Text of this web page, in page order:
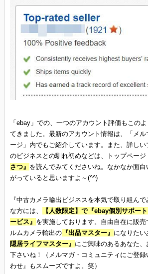
「ebay」での、一つのアカウント評価もこの
てきました。最新のアカウント情報は、「メ
ージ」内でもご紹介しています。また、詳しい
のビジネスとの馴れ初めなどは、トップページ
さつ』 を読んでみてくださいね。なかなか面
がっていると思いますよ～(^^)
『中古カメラ輸出ビジネスを本気で取り組ん
な方には、
【人数限定】で『ebay個別サポー
ービス』 を実施しております。自由自在に販
ルムカメラ輸出の『出品マスター』 になりたい
隠居ライフマスター』 にご興味のあるあなた
下さいね！（メルマガ・コミュニティにご登
わせ』もスムーズですよ。笑）